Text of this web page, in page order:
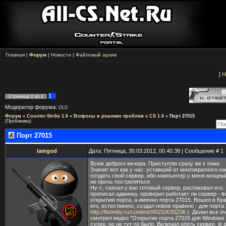
Главная | Форум | Новости | Файловый архив
[
Страница 1 из 1
1
Модератор форума: OLD
Форум » Counter-Strike 1.6 » Вопросы и решение проблем с CS 1.6 » Порт 27015
(Проблемка)
Порт 27015
lamgod Дата: Пятница, 30.03.2012, 00.40.38 | Сообщение # 1
Всем доброго вечера. Приступлю сразу же к теме.
Значит вот как у нас: уставший от многократного
создать свой сервер, ибо компьютер у меня
не прочь постреляться.
Ну-с, скачал у вас готовый сервер, распаковал
прописал админку, проверил работает ли сервер -
открытию порта, а именно порта 27015. Вошел в
его, естественно, создал новое правило - для
http://floomby.ru/content/XRZGK3SZ06 ). Делал все
смотрел видео "Открытие порта 27015 для
супер, но не тут-то было. Включил опять сервер, ip